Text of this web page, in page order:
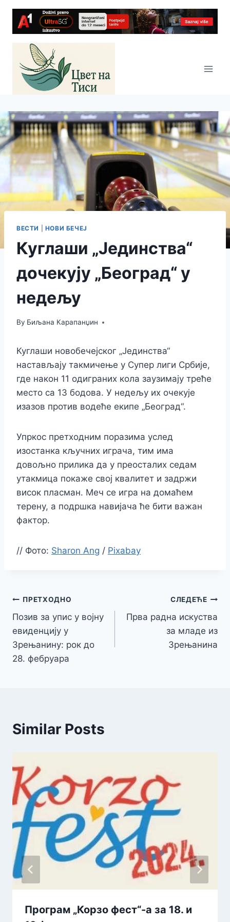
Skip
content
ВЕСТИ НОВИ БЕЧЕЈ
Куглаши „Јединства“
дочекују „Београд“ у
недељу
By Биљана Карапанџин
Куглаши новобечејског „Јединства“
настављају такмичење у Супер лиги Србије,
где након 11 одиграних кола заузимају треће
место са 13 бодова. У недељу их очекује
изазов против водеће екипе „Београд“.
Упркос претходним поразима услед
изостанка кључних играча, тим има
довољно прилика да у преосталих седам
утакмица покаже свој квалитет и задржи
висок пласман. Меч се игра на домаћем
терену, а подршка навијача ће бити важан
фактор.
// Фото: Sharon Ang / Pixabay
Кретање
чланка
ПРЕТХОДНО
Позив за упис у војну
евиденцију у
Зрењанину: рок до
28. фебруара
СЛЕДЕЋЕ
Прва радна искуства
за младе из
Зрењанина
Similar Posts
Програм „Корзо фест“-а за 18. и